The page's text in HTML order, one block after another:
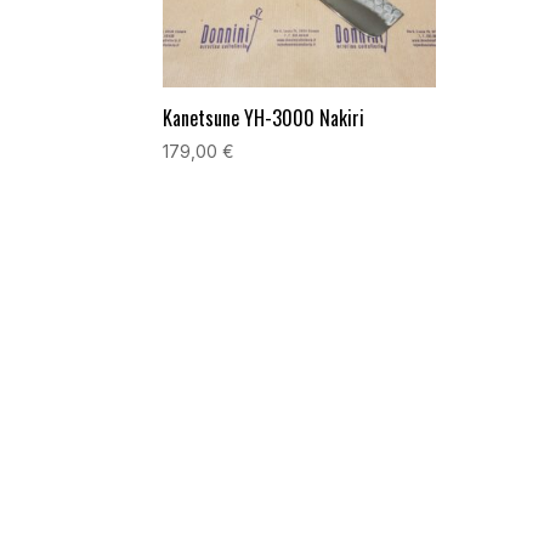
Kanetsune YH-3000 Nakiri
179,00€